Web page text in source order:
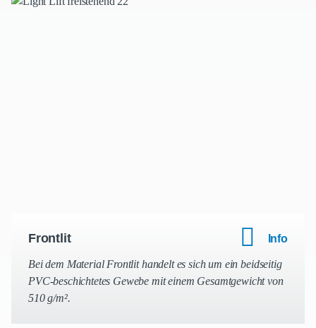
Frontlit
Bei dem Material Frontlit handelt es sich um ein beidseitig
PVC-beschichtetes Gewebe mit einem Gesamtgewicht von
510 g/m².
Info